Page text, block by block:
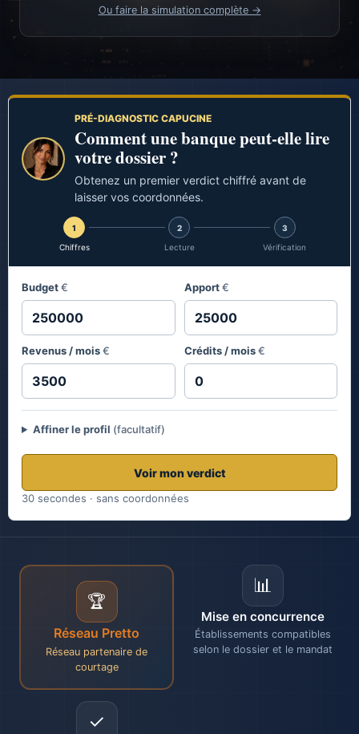
Ou faire la simulation complète →
PRÉ-DIAGNOSTIC CAPUCINE
Comment une banque peut-elle lire
votre dossier ?
Obtenez un premier verdict chiffré avant de
laisser vos coordonnées.
1
Chiffres
2
Lecture
3
Vérification
Budget€ Apport€
Revenus / mois€ Crédits / mois€
Affiner le profil (facultatif)
Voir mon verdict
30 secondes · sans coordonnées
🏆
Réseau Pretto
Réseau partenaire de
courtage
📊
Mise en concurrence
Établissements compatibles
selon le dossier et le mandat
✓